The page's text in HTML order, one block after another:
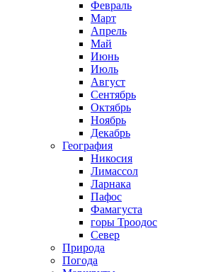
Февраль
Март
Апрель
Май
Июнь
Июль
Август
Сентябрь
Октябрь
Ноябрь
Декабрь
География
Никосия
Лимассол
Ларнака
Пафос
Фамагуста
горы Троодос
Север
Природа
Погода